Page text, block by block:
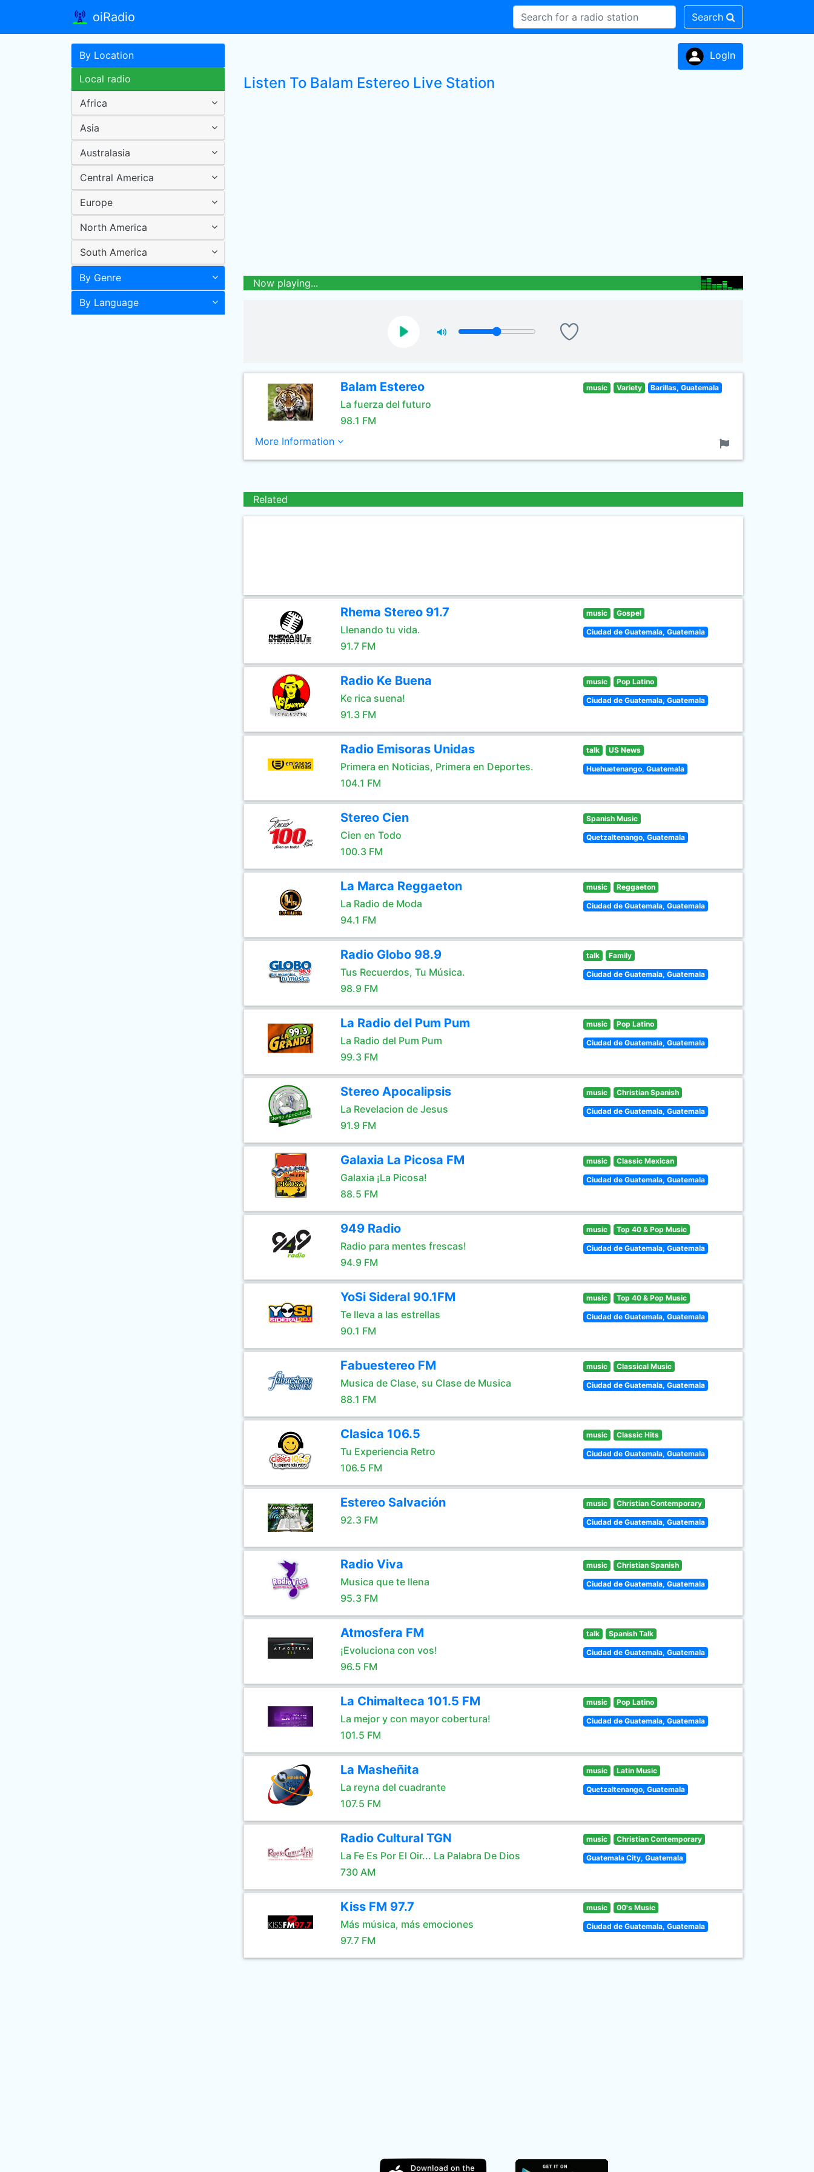
oiRadio Search
By Location
Local radio
Africa
Asia
Australasia
Central America
Europe
North America
South America
By Genre
By Language
LogIn
Listen To Balam Estereo Live Station
Now playing...
Balam Estereo
La fuerza del futuro
98.1 FM
music Variety Barillas, Guatemala
More Information
Related
Rhema Stereo 91.7
Llenando tu vida.
91.7 FM
music Gospel
Ciudad de Guatemala, Guatemala
Radio Ke Buena
Ke rica suena!
91.3 FM
music Pop Latino
Ciudad de Guatemala, Guatemala
Radio Emisoras Unidas
Primera en Noticias, Primera en Deportes.
104.1 FM
talk US News
Huehuetenango, Guatemala
Stereo Cien
Cien en Todo
100.3 FM
Spanish Music
Quetzaltenango, Guatemala
La Marca Reggaeton
La Radio de Moda
94.1 FM
music Reggaeton
Ciudad de Guatemala, Guatemala
Radio Globo 98.9
Tus Recuerdos, Tu Música.
98.9 FM
talk Family
Ciudad de Guatemala, Guatemala
La Radio del Pum Pum
La Radio del Pum Pum
99.3 FM
music Pop Latino
Ciudad de Guatemala, Guatemala
Stereo Apocalipsis
La Revelacion de Jesus
91.9 FM
music Christian Spanish
Ciudad de Guatemala, Guatemala
Galaxia La Picosa FM
Galaxia ¡La Picosa!
88.5 FM
music Classic Mexican
Ciudad de Guatemala, Guatemala
949 Radio
Radio para mentes frescas!
94.9 FM
music Top 40 & Pop Music
Ciudad de Guatemala, Guatemala
YoSi Sideral 90.1FM
Te lleva a las estrellas
90.1 FM
music Top 40 & Pop Music
Ciudad de Guatemala, Guatemala
Fabuestereo FM
Musica de Clase, su Clase de Musica
88.1 FM
music Classical Music
Ciudad de Guatemala, Guatemala
Clasica 106.5
Tu Experiencia Retro
106.5 FM
music Classic Hits
Ciudad de Guatemala, Guatemala
Estereo Salvación
92.3 FM
music Christian Contemporary
Ciudad de Guatemala, Guatemala
Radio Viva
Musica que te llena
95.3 FM
music Christian Spanish
Ciudad de Guatemala, Guatemala
Atmosfera FM
¡Evoluciona con vos!
96.5 FM
talk Spanish Talk
Ciudad de Guatemala, Guatemala
La Chimalteca 101.5 FM
La mejor y con mayor cobertura!
101.5 FM
music Pop Latino
Ciudad de Guatemala, Guatemala
La Masheñita
La reyna del cuadrante
107.5 FM
music Latin Music
Quetzaltenango, Guatemala
Radio Cultural TGN
La Fe Es Por El Oir... La Palabra De Dios
730 AM
music Christian Contemporary
Guatemala City, Guatemala
Kiss FM 97.7
Más música, más emociones
97.7 FM
music 00's Music
Ciudad de Guatemala, Guatemala